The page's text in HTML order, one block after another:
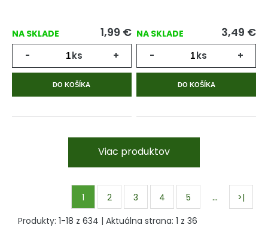
NA SKLADE 1,99 €
- ks +
DO KOŠÍKA
NA SKLADE 3,49 €
- ks +
DO KOŠÍKA
Viac produktov
1 2 3 4 5 …
>|
Produkty: 1-18 z 634 | Aktuálna strana: 1 z 36